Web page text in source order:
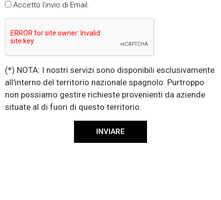
Accetto l'invio di Email.
(*) NOTA: I nostri servizi sono disponibili esclusivamente
all'interno del territorio nazionale spagnolo. Purtroppo
non possiamo gestire richieste provenienti da aziende
situate al di fuori di questo territorio.
INVIARE